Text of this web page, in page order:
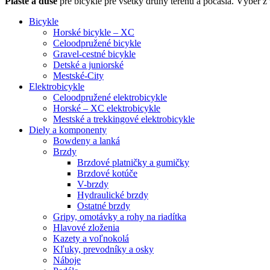
Bicykle
Horské bicykle – XC
Celoodpružené bicykle
Gravel-cestné bicykle
Detské a juniorské
Mestské-City
Elektrobicykle
Celoodpružené elektrobicykle
Horské – XC elektrobicykle
Mestské a trekkingové elektrobicykle
Diely a komponenty
Bowdeny a lanká
Brzdy
Brzdové platničky a gumičky
Brzdové kotúče
V-brzdy
Hydraulické brzdy
Ostatné brzdy
Gripy, omotávky a rohy na riadítka
Hlavové zloženia
Kazety a voľnokolá
Kľuky, prevodníky a osky
Náboje